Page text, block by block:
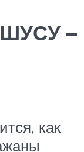
–
как